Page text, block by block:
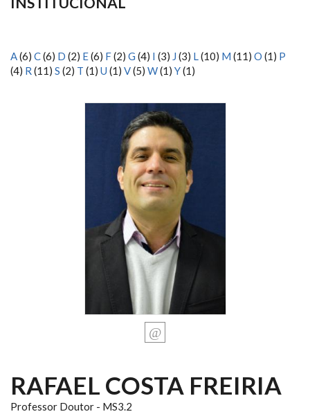
A(6) C(6) D (2) E(6) F(2) G (4) I (3) J (3) L(10) M (11) O (1) P
(4) R (11) S (2) T (1) U (1) V(5) W(1) Y(1)
RAFAEL COSTA FREIRIA
Professor Doutor - MS3.2